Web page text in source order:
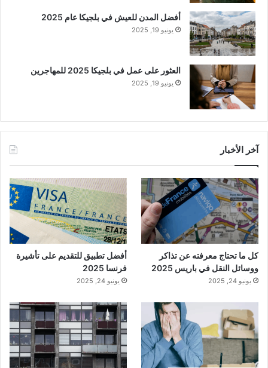
أفضل المدن للعيش في بلجيكا عام 2025
يونيو 19, 2025
العثور على عمل في بلجيكا 2025 للمهاجرين
يونيو 19, 2025
آخر الأخبار
كل ما تحتاج معرفته عن تذاكر
ووسائل النقل في باريس 2025
يونيو 24, 2025
أفضل تطبيق للتقديم على تأشيرة
فرنسا 2025
يونيو 24, 2025